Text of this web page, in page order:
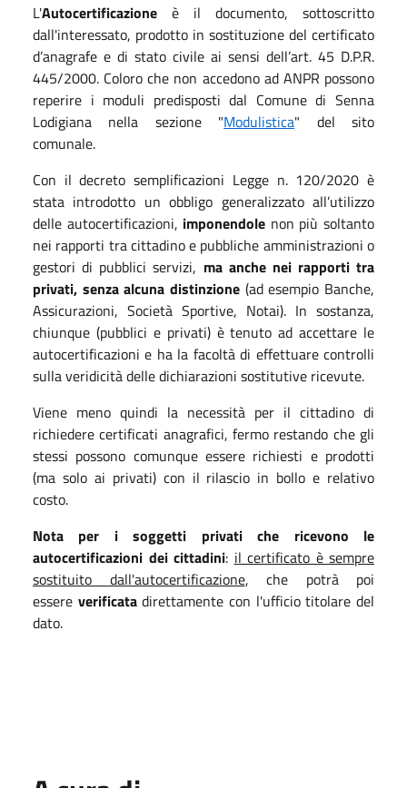
L'Autocertificazione è il documento, sottoscritto
dall'interessato, prodotto in sostituzione del certificato
d’anagrafe e di stato civile ai sensi dell’art. 45 D.P.R.
445/2000. Coloro che non accedono ad ANPR possono
reperire i moduli predisposti dal Comune di Senna
Lodigiana nella sezione "Modulistica" del sito
comunale.
Con il decreto semplificazioni Legge n. 120/2020 è
stata introdotto un obbligo generalizzato all’utilizzo
delle autocertificazioni, imponendole non più soltanto
nei rapporti tra cittadino e pubbliche amministrazioni o
gestori di pubblici servizi, ma anche nei rapporti tra
privati, senza alcuna distinzione (ad esempio Banche,
Assicurazioni, Società Sportive, Notai). In sostanza,
chiunque (pubblici e privati) è tenuto ad accettare le
autocertificazioni e ha la facoltà di effettuare controlli
sulla veridicità delle dichiarazioni sostitutive ricevute.
Viene meno quindi la necessità per il cittadino di
richiedere certificati anagrafici, fermo restando che gli
stessi possono comunque essere richiesti e prodotti
(ma solo ai privati) con il rilascio in bollo e relativo
costo.
Nota per i soggetti privati che ricevono le
autocertificazioni dei cittadini: il certificato è sempre
sostituito dall'autocertificazione, che potrà poi
essere verificatadirettamente con l'ufficio titolare del
dato.